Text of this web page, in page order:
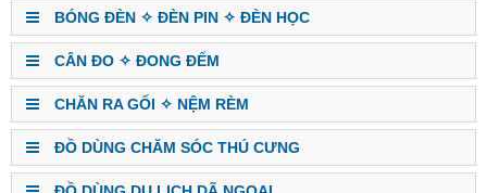
BÓNG ĐÈN ✧ ĐÈN PIN ✧ ĐÈN HỌC
CÂN ĐO ✧ ĐONG ĐẾM
CHĂN RA GỐI ✧ NỆM RÈM
ĐỒ DÙNG CHĂM SÓC THÚ CƯNG